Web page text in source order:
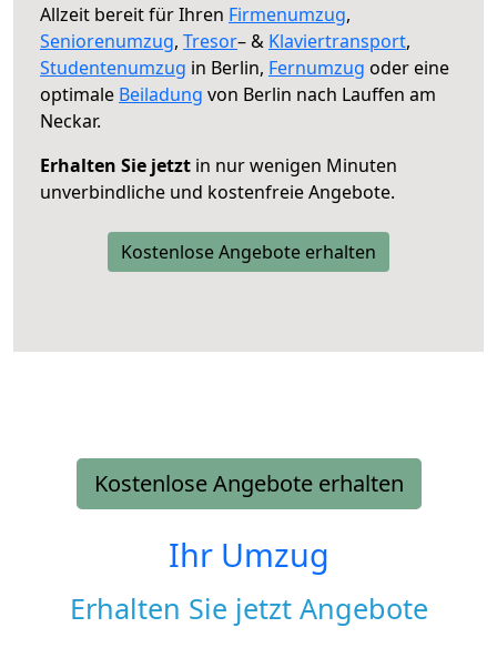
Allzeit bereit für Ihren Firmenumzug,
Seniorenumzug, Tresor– & Klaviertransport,
Studentenumzug in Berlin, Fernumzug oder eine
optimale Beiladung von Berlin nach Lauffen am
Neckar.
Erhalten Sie jetzt in nur wenigen Minuten
unverbindliche und kostenfreie Angebote.
Kostenlose Angebote erhalten
Kostenlose Angebote erhalten
Ihr Umzug
Erhalten Sie jetzt Angebote